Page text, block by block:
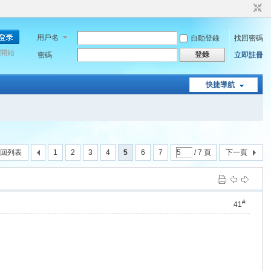
用戶名 自動登錄
找回密碼
密碼
登錄 立即註冊
始
快捷導航
1 2 3 4 5 6 7 / 7 頁 下一頁
列表
41#